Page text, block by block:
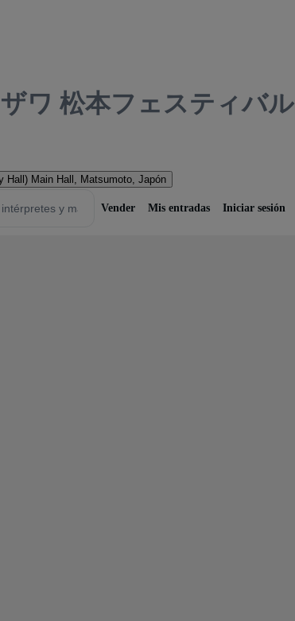
ワ 松本フェスティバル
Main Hall Matsumoto, Japón
Vender Mis entradas Iniciar sesión